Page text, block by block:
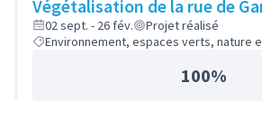
Végétalisation de la rue de
02 sept. - 26 fév.
Projet réalisé
Environnement, espaces verts, nature
100%